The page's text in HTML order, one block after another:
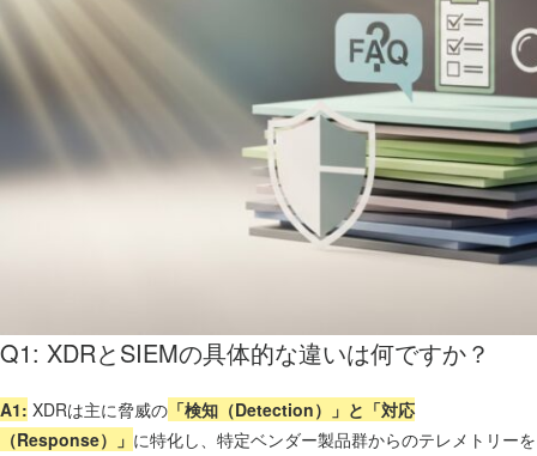
Q1: XDRとSIEMの具体的な違いは何ですか？
A1: XDRは主に脅威の 「検知（Detection）」と「対応
（Response）」 に特化し、特定ベンダー製品群からのテレメトリーを